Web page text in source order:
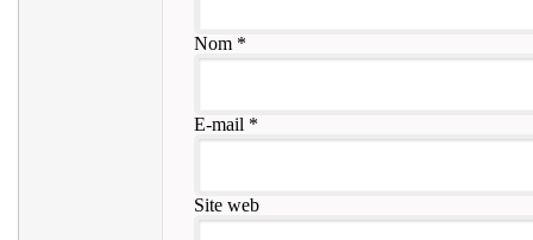
Nom*
E-mail *
Site web